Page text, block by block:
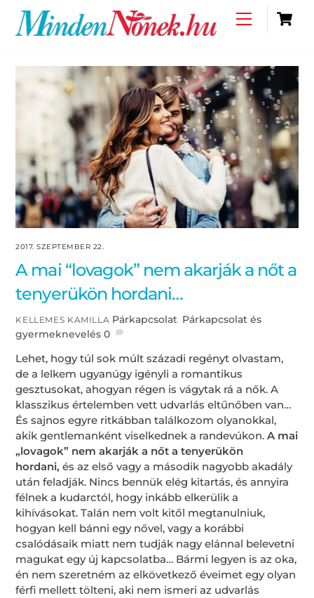
content
Menu
2017. SZEPTEMBER 22.
A mai “lovagok” nem akarják a nőt a
tenyerükön hordani…
KELLEMES KAMILLA Párkapcsolat Párkapcsolat és
gyermeknevelés 0
Lehet, hogy túl sok múlt századi regényt olvastam,
de a lelkem ugyanúgy igényli a romantikus
gesztusokat, ahogyan régen is vágytak rá a nők. A
klasszikus értelemben vett udvarlás eltűnőben van…
És sajnos egyre ritkábban találkozom olyanokkal,
akik gentlemanként viselkednek a randevúkon.A mai
„lovagok” nem akarják a nőt a tenyerükön
hordani, és az első vagy a második nagyobb akadály
után feladják. Nincs bennük elég kitartás, és annyira
félnek a kudarctól, hogy inkább elkerülik a
kihívásokat. Talán nem volt kitől megtanulniuk,
hogyan kell bánni egy nővel, vagy a korábbi
csalódásaik miatt nem tudják nagy elánnal belevetni
magukat egy új kapcsolatba… Bármi legyen is az oka,
én nem szeretném az elkövetkező éveimet egy olyan
férfi mellett tölteni, aki nem ismeri az udvarlás